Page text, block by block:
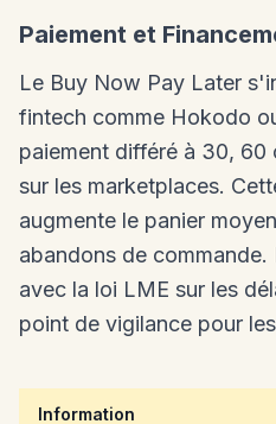
Paiement et
Le Buy Now Pay Later
fintech comme Hokodo
paiement différé à 30, 60
sur les marketplaces.
augmente le panier
abandons de
avec la loi LME sur les
point de vigilance pour
Information